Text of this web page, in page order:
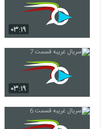
۰۳:۱۹
۰۳:۱۹